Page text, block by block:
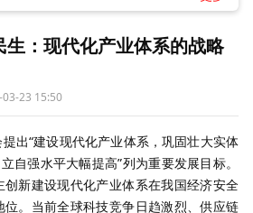
生：现代化产业体系的战略
23 15:50
出“建设现代化产业体系，巩固壮大实体
自强水平大幅提高”列为重要发展目标。
新建设现代化产业体系在我国经济安全
。当前全球科技竞争日趋激烈、供应链